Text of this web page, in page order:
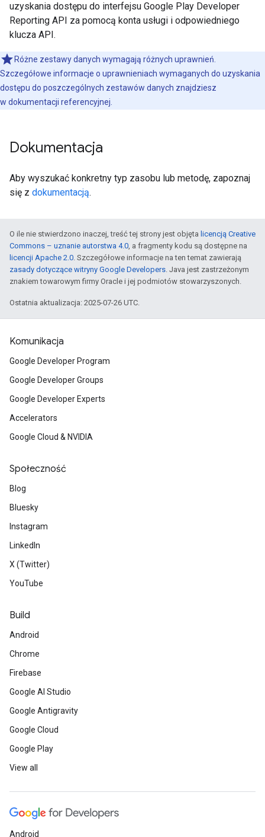
uzyskania dostępu do interfejsu Google Play Developer
Reporting API za pomocą konta usługi i odpowiedniego
klucza API.
Różne zestawy danych wymagają różnych uprawnień.
Szczegółowe informacje o uprawnieniach wymaganych do uzyskania
dostępu do poszczególnych zestawów danych znajdziesz
w dokumentacji referencyjnej.
Dokumentacja
Aby wyszukać konkretny typ zasobu lub metodę, zapoznaj
się z dokumentacją.
O ile nie stwierdzono inaczej, treść tej strony jest objęta licencją Creative
Commons – uznanie autorstwa 4.0, a fragmenty kodu są dostępne na
licencji Apache 2.0. Szczegółowe informacje na ten temat zawierają
zasady dotyczące witryny Google Developers. Java jest zastrzeżonym
znakiem towarowym firmy Oracle i jej podmiotów stowarzyszonych.
Ostatnia aktualizacja: 2025-07-26 UTC.
Komunikacja
Google Developer Program
Google Developer Groups
Google Developer Experts
Accelerators
Google Cloud & NVIDIA
Społeczność
Blog
Bluesky
Instagram
LinkedIn
X (Twitter)
YouTube
Build
Android
Chrome
Firebase
Google AI Studio
Google Antigravity
Google Cloud
Google Play
View all
Android